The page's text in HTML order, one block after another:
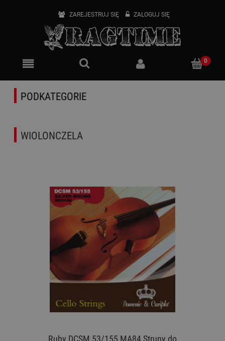
ZAREJESTRUJ SIĘ ZALOGUJ SIĘ
PODKATEGORIE
WIOLONCZELA
Ruby DCSM 53/155 MA84 Struny do